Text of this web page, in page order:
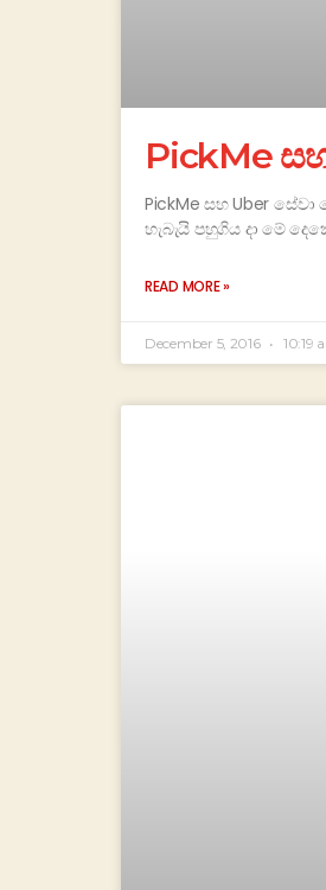
PickMe
PickMe සහ Uber
හැබැයි පහුගිය දා මේ
READ MORE »
December 5, 2016 10:19